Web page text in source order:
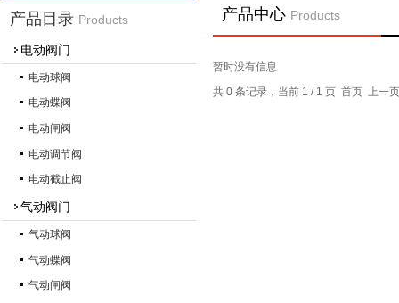
产品目录 Products
电动阀门
电动球阀
电动蝶阀
电动闸阀
电动调节阀
电动截止阀
气动阀门
气动球阀
气动蝶阀
气动闸阀
产品中心 Products
暂时没有信息
共 0 条记录，当前 1 / 1 页 首页 上一